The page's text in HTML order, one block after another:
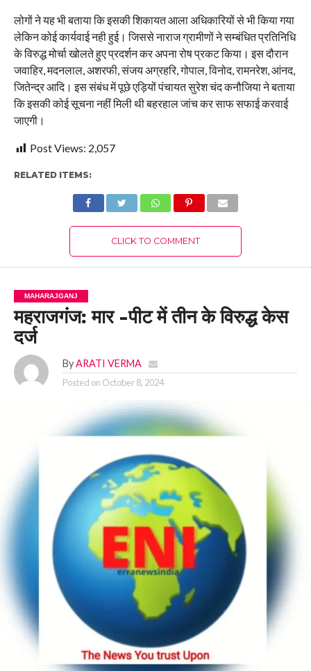
लोगों ने यह भी बताया कि इसकी शिकायत आला अधिकारियों से भी किया गया
लेकिन कोई कार्यवाई नही हुई। जिससे नाराज ग्रामीणों ने सम्बंधित प्रतिनिधि
के विरुद्ध मोर्चा खोलते हुए प्रदर्शन कर अपना रोष प्रकट किया। इस दौरान
जवाहिर, मदनलाल, अशरफी, संजय अग्रहरि, गोपाल, विनोद, रामनरेश, आंनद,
जितेन्द्र आदि। इस संबंध में पूछे एड़ियों पंचायत सुरेश चंद कनौजिया ने बताया
कि इसकी कोई सूचना नहीं मिली थी बहरहाल जांच कर साफ सफाई करवाई
जाएगी।
Post Views: 2,057
RELATED ITEMS:
CLICK TO COMMENT
MAHARAJGANJ
महराजगंज: मार -पीट में तीन के विरुद्ध केस
दर्ज
By ARATI VERMA
Posted on October 8, 2024